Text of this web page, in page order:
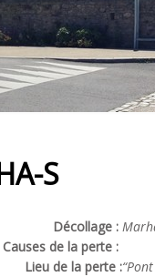
S
Décollage :
Causes de la perte :
Lieu de la perte :